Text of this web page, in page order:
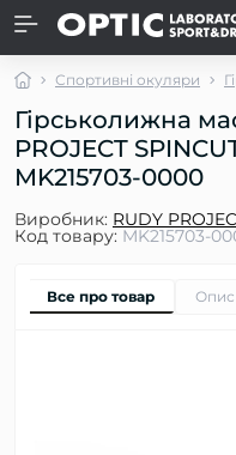
Спортивні окуляри
Гірськолижна
PROJECT
MK215703-0000
Виробник: RUDY
Код товару: MK215703-
Все про товар Опис